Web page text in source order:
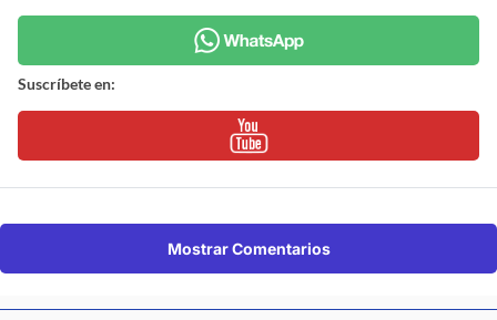
Suscríbete en:
Mostrar Comentarios